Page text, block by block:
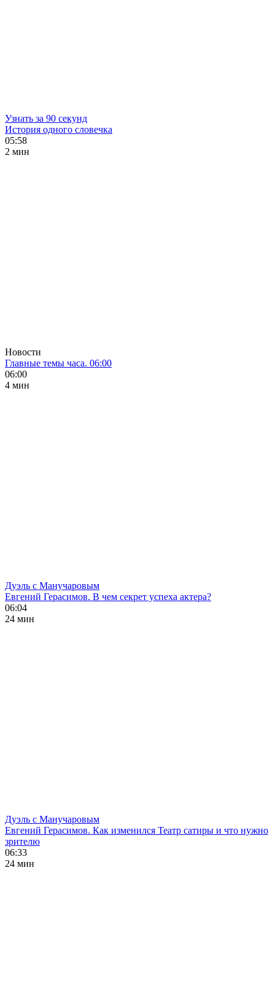
Узнать за 90 секунд
История одного словечка
05:58
2 мин
Новости
Главные темы часа. 06:00
06:00
4 мин
Дуэль с Манучаровым
Евгений Герасимов. В чем секрет успеха актера?
06:04
24 мин
Дуэль с Манучаровым
Евгений Герасимов. Как изменился Театр сатиры и что нужно
зрителю
06:33
24 мин